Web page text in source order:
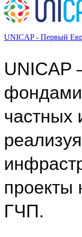
UNICAP - Первый
UNICAP
частных
реализуя
проекты
ГЧП.